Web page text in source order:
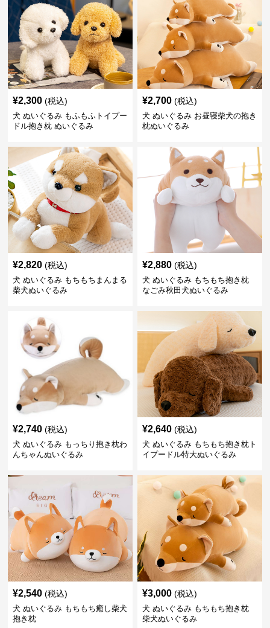
¥2,300 (税込)
犬 ぬいぐるみ もふもふトイプー
ドル抱き枕 ぬいぐるみ
¥2,700 (税込)
犬 ぬいぐるみ お昼寝柴犬の抱き
枕ぬいぐるみ
¥2,820 (税込)
犬 ぬいぐるみ もちもちまんまる
柴犬ぬいぐるみ
¥2,880 (税込)
犬 ぬいぐるみ もちもち抱き枕
なごみ秋田犬ぬいぐるみ
¥2,740 (税込)
犬 ぬいぐるみ もっちり抱き枕わ
んちゃんぬいぐるみ
¥2,640 (税込)
犬 ぬいぐるみ もちもち抱き枕ト
イプードル特大ぬいぐるみ
¥2,540 (税込)
犬 ぬいぐるみ もちもち癒し柴犬
抱き枕
¥3,000 (税込)
犬 ぬいぐるみ もちもち抱き枕
柴犬ぬいぐるみ